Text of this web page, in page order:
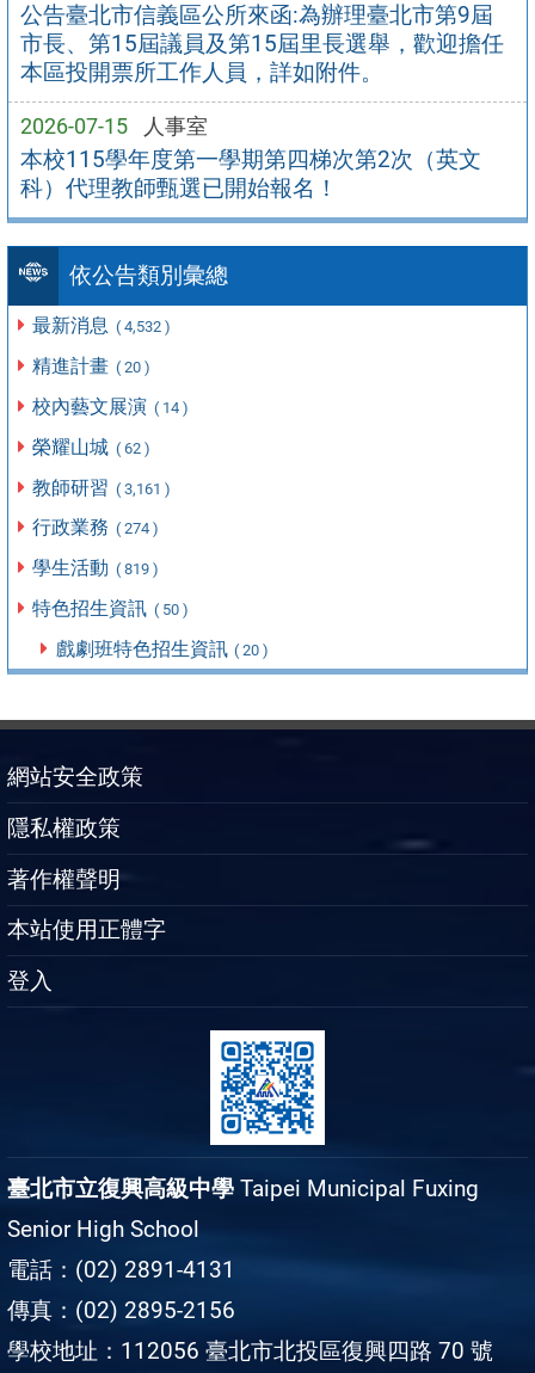
公告臺北市信義區公所來函:為辦理臺北市第9屆
市長、第15屆議員及第15屆里長選舉，歡迎擔任
本區投開票所工作人員，詳如附件。
2026-07-15 人事室
本校115學年度第一學期第四梯次第2次（英文
科）代理教師甄選已開始報名！
依公告類別彙總
最新消息 ( 4,532 )
精進計畫 ( 20 )
校內藝文展演 ( 14 )
榮耀山城 ( 62 )
教師研習 ( 3,161 )
行政業務 ( 274 )
學生活動 ( 819 )
特色招生資訊 ( 50 )
戲劇班特色招生資訊 ( 20 )
網站安全政策
隱私權政策
著作權聲明
本站使用正體字
登入
臺北市立復興高級中學 Taipei Municipal Fuxing
Senior High School
電話：(02) 2891-4131
傳真：(02) 2895-2156
學校地址：112056 臺北市北投區復興四路 70 號